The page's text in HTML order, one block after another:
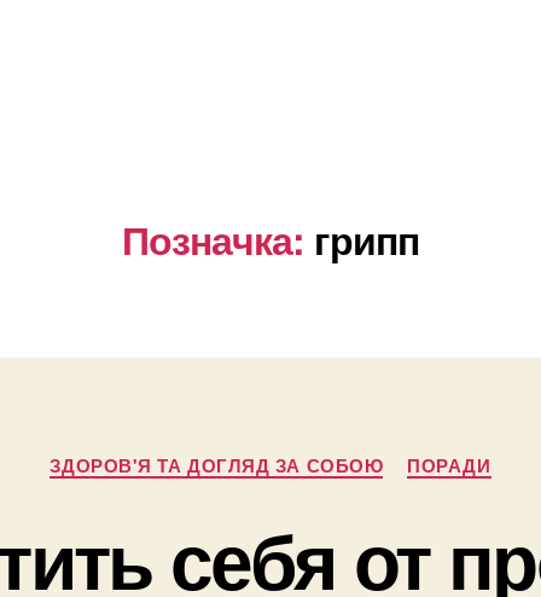
Позначка: грипп
Категорії
ЗДОРОВ'Я ТА ДОГЛЯД ЗА СОБОЮ ПОРАДИ
себя от